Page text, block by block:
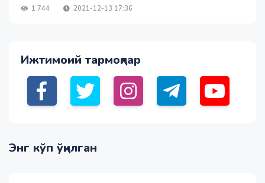
1 744 2021-12-13 17:36
Ижтимоий тармоқлар
Энг кўп ўқилган